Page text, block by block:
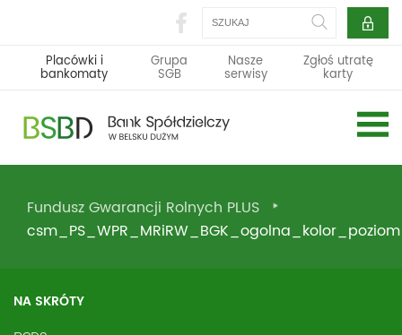
Szukaj
Placówki i
bankomaty
Grupa
SGB
Nasze
serwisy
Zgłoś utratę
karty
Fundusz Gwarancji Rolnych PLUS
NA SKRÓTY